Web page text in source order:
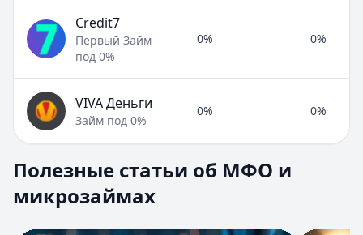
Credit7
Первый Займ
под 0%
0% 0%
VIVA Деньги
Займ под 0%
0% 0%
Раздел:МФО и микрозаймы. Всего статей: 8.
Займ под расписку
Нужны деньги срочно? Рассмотрите займ под
Опубликовано:17 ноября 2025 г.
Полезные статьи об МФО и
микрозаймах